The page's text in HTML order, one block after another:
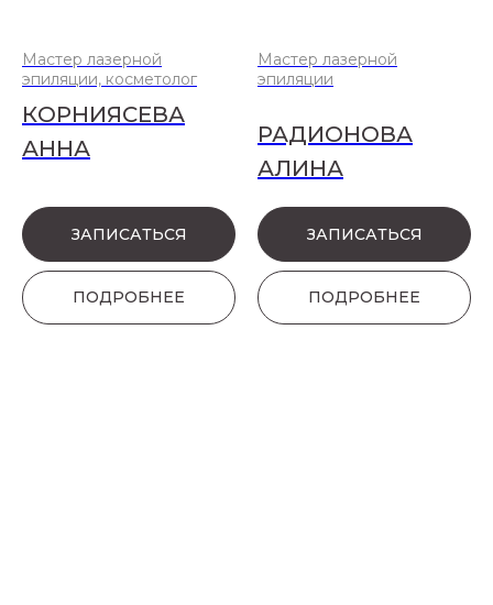
Мастер лазерной
эпиляции, косметолог
КОРНИЯСЕВА
АННА
ЗАПИСАТЬСЯ
ПОДРОБНЕЕ
Мастер лазерной
эпиляции
РАДИОНОВА
АЛИНА
ЗАПИСАТЬСЯ
ПОДРОБНЕЕ